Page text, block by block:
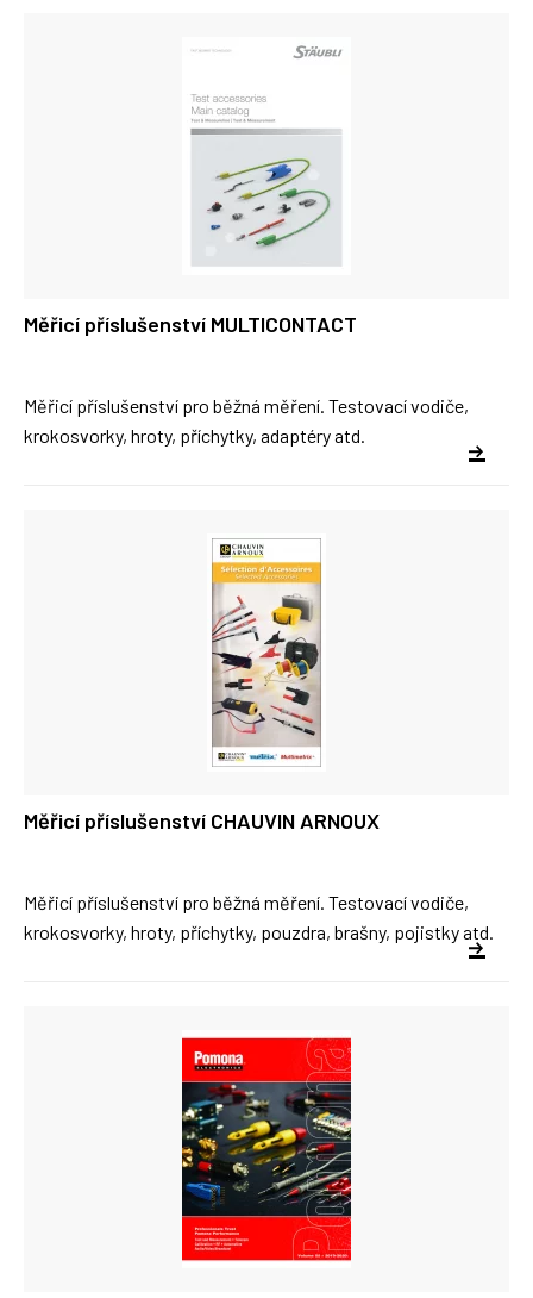
Měřicí příslušenství MULTICONTACT
Měřicí příslušenství pro běžná měření. Testovací vodiče,
krokosvorky, hroty, příchytky, adaptéry atd.
Měřicí příslušenství CHAUVIN ARNOUX
Měřicí příslušenství pro běžná měření. Testovací vodiče,
krokosvorky, hroty, příchytky, pouzdra, brašny, pojistky atd.